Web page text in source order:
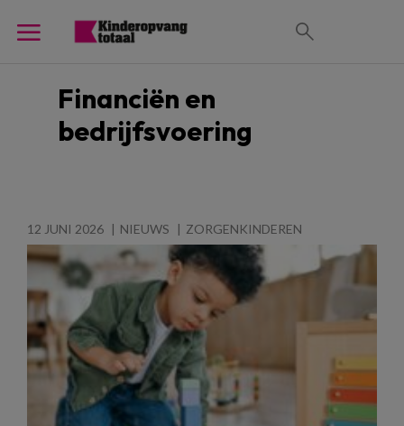
Financiën en
bedrijfsvoering
12 JUNI 2026 NIEUWS ZORGENKINDEREN